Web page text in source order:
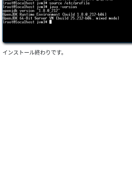
インストール終わりです。